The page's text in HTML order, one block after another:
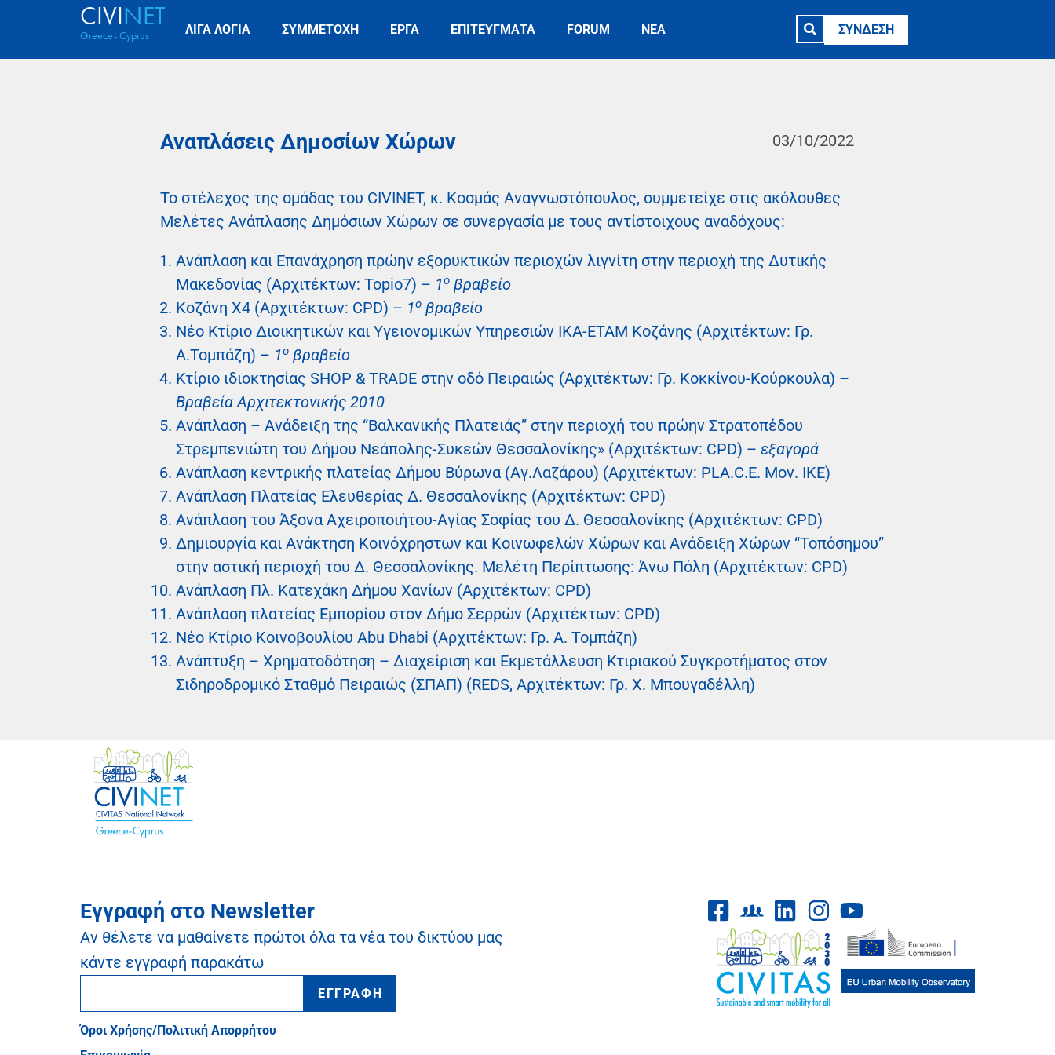
CIVINET
Greece- Cyprus ΛΙΓΑ ΛΟΓΙΑ ΣΥΜΜΕΤΟΧΗ ΕΡΓΑ ΕΠΙΤΕΥΓΜΑΤΑ FORUM ΝΕΑ ΣΥΝΔΕΣΗ
Αναπλάσεις Δημοσίων Χώρων 03/10/2022
Το στέλεχος της ομάδας του CIVINET, κ. Κοσμάς Αναγνωστόπουλος, συμμετείχε στις ακόλουθες
Mελέτες Ανάπλασης Δημόσιων Χώρων σε συνεργασία με τους αντίστοιχους αναδόχους:
Ανάπλαση και Επανάχρηση πρώην εξορυκτικών περιοχών λιγνίτη στην περιοχή της Δυτικής
Μακεδονίας (Αρχιτέκτων: Topio7) – 1ο βραβείο
Κοζάνη Χ4 (Αρχιτέκτων: CPD) – 1ο βραβείο
Νέο Κτίριο Διοικητικών και Υγειονομικών Υπηρεσιών ΙΚΑ-ΕΤΑΜ Κοζάνης (Αρχιτέκτων: Γρ.
Α.Τομπάζη) – 1ο βραβείο
Κτίριο ιδιοκτησίας SHOP & TRADE στην οδό Πειραιώς (Αρχιτέκτων: Γρ. Κοκκίνου-Κούρκουλα) –
Βραβεία Αρχιτεκτονικής 2010
Ανάπλαση – Ανάδειξη της “Βαλκανικής Πλατειάς” στην περιοχή του πρώην Στρατοπέδου
Στρεμπενιώτη του Δήμου Νεάπολης-Συκεών Θεσσαλονίκης» (Αρχιτέκτων: CPD) – εξαγορά
Ανάπλαση κεντρικής πλατείας Δήμου Βύρωνα (Αγ.Λαζάρου) (Αρχιτέκτων: PLA.C.E. Μον. ΙΚΕ)
Ανάπλαση Πλατείας Ελευθερίας Δ. Θεσσαλονίκης (Αρχιτέκτων: CPD)
Ανάπλαση του Άξονα Αχειροποιήτου-Αγίας Σοφίας του Δ. Θεσσαλονίκης (Αρχιτέκτων: CPD)
Δημιουργία και Ανάκτηση Κοινόχρηστων και Κοινωφελών Χώρων και Ανάδειξη Χώρων “Τοπόσημου”
στην αστική περιοχή του Δ. Θεσσαλονίκης. Μελέτη Περίπτωσης: Άνω Πόλη (Αρχιτέκτων: CPD)
Ανάπλαση Πλ. Κατεχάκη Δήμου Χανίων (Αρχιτέκτων: CPD)
Ανάπλαση πλατείας Εμπορίου στον Δήμο Σερρών (Αρχιτέκτων: CPD)
Νέο Κτίριο Κοινοβουλίου Abu Dhabi (Αρχιτέκτων: Γρ. Α. Τομπάζη)
Ανάπτυξη – Χρηματοδότηση – Διαχείριση και Εκμετάλλευση Κτιριακού Συγκροτήματος στον
Σιδηροδρομικό Σταθμό Πειραιώς (ΣΠΑΠ) (REDS, Αρχιτέκτων: Γρ. Χ. Μπουγαδέλλη)
Εγγραφή στο Newsletter
Αν θέλετε να μαθαίνετε πρώτοι όλα τα νέα του δικτύου μας
κάντε εγγραφή παρακάτω
ΕΓΓΡΑΦΗ
Όροι Χρήσης/Πολιτική Απορρήτου